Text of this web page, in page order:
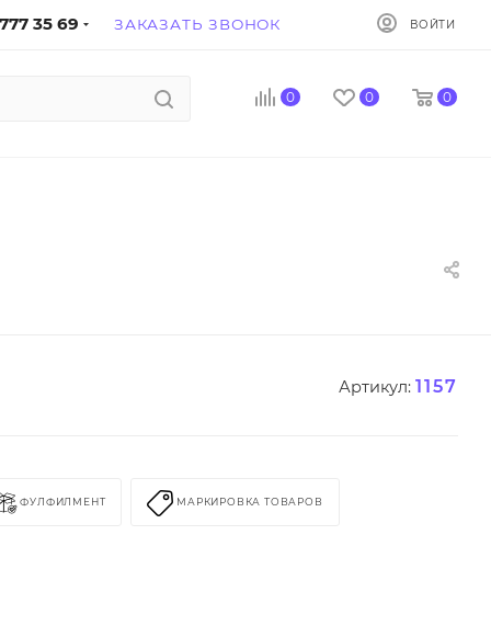
35 69 ЗАКАЗАТЬ ЗВОНОК ВОЙТИ
0 0 0
Артикул: 1157
ФУЛФИЛМЕНТ МАРКИРОВКА ТОВАРОВ